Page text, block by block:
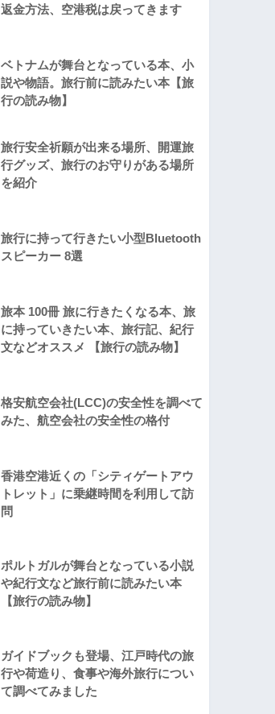
返金方法、空港税は戻ってきます
ベトナムが舞台となっている本、小
説や物語。旅行前に読みたい本【旅
行の読み物】
旅行安全祈願が出来る場所、開運旅
行グッズ、旅行のお守りがある場所
を紹介
旅行に持って行きたい小型Bluetooth
スピーカー 8選
旅本 100冊 旅に行きたくなる本、旅
に持っていきたい本、旅行記、紀行
文などオススメ 【旅行の読み物】
格安航空会社(LCC)の安全性を調べて
みた、航空会社の安全性の格付
香港空港近くの「シティゲートアウ
トレット」に乗継時間を利用して訪
問
ポルトガルが舞台となっている小説
や紀行文など旅行前に読みたい本
【旅行の読み物】
ガイドブックも登場、江戸時代の旅
行や荷造り、食事や海外旅行につい
て調べてみました